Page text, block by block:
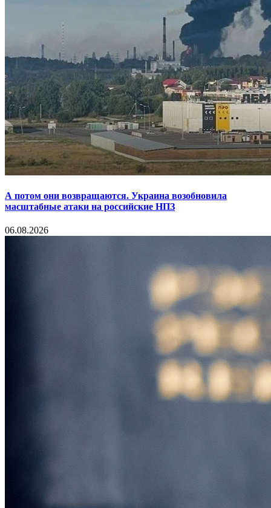
А потом они возвращаются. Украина возобновила
масштабные атаки на российские НПЗ
06.08.2026